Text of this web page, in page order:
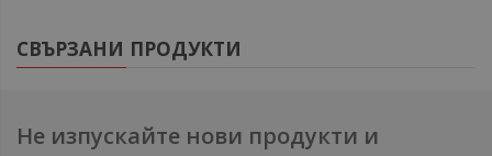
СВЪРЗАНИ ПРОДУКТИ
Не изпускайте нови продукти и